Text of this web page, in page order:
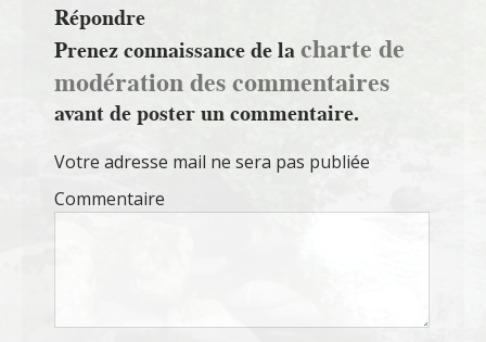
Répondre
Prenez connaissance de lacharte de
modération des commentaires
avant de poster un commentaire.
Votre adresse mail ne sera pas publiée
Commentaire